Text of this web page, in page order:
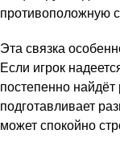
противоположную
Эта связка
Если игрок
постепенно
подготавливает
может спокойно